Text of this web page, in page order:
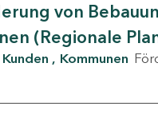
von
(Regionale
Kommunen